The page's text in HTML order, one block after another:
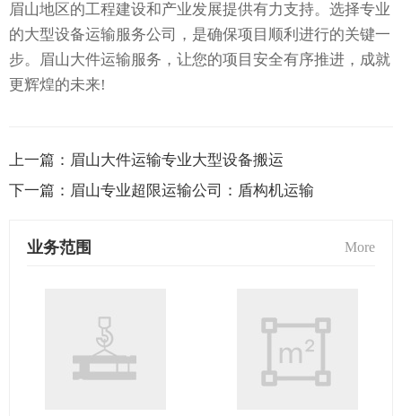
眉山地区的工程建设和产业发展提供有力支持。选择专业
的大型设备运输服务公司，是确保项目顺利进行的关键一
步。眉山大件运输服务，让您的项目安全有序推进，成就
更辉煌的未来!
上一篇： 眉山大件运输专业大型设备搬运
下一篇： 眉山专业超限运输公司：盾构机运输
业务范围 More